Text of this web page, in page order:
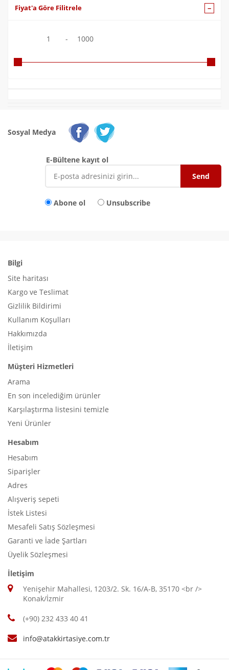
Fiyat'a Göre Filitrele
1 - 1000
Sosyal Medya
E-Bültene kayıt ol
Abone ol Unsubscribe
Bilgi
Site haritası
Kargo ve Teslimat
Gizlilik Bildirimi
Kullanım Koşulları
Hakkımızda
İletişim
Müşteri Hizmetleri
Arama
En son incelediğim ürünler
Karşılaştırma listesini temizle
Yeni Ürünler
Hesabım
Hesabım
Siparişler
Adres
Alışveriş sepeti
İstek Listesi
Mesafeli Satış Sözleşmesi
Garanti ve İade Şartları
Üyelik Sözleşmesi
İletişim
Yenişehir Mahallesi, 1203/2. Sk. 16/A-B, 35170 <br />
Konak/İzmir
(+90) 232 433 40 41
info@atakkirtasiye.com.tr